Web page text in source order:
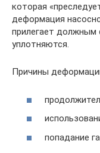
которая
деформация
прилегает должным
уплотняются.
Причины
попадание